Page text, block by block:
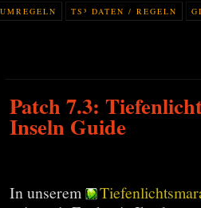
TS³ DATEN / REGELN
Patch 7.3:
Inseln Guide
In unserem